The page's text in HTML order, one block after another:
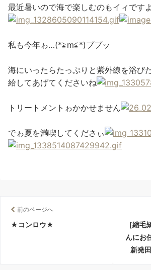
最近暑いので海で楽しむのもイィです
私も今年ゎ…(*≧m≦*)ププッ
海にいったらたっぷりと紫外線を浴び
給してあげてくださいね
トリートメントゎかかせません
でゎ夏を満喫してくださぃ
前のページへ
★コンロウ★
［縮
んにお
新発